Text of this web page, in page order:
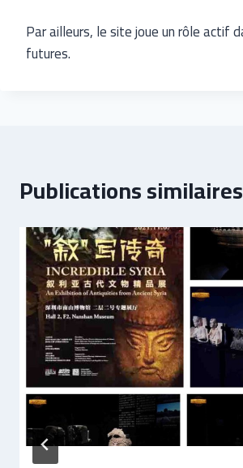
Par ailleurs, le site joue un rôle actif
futures.
Publications similaires